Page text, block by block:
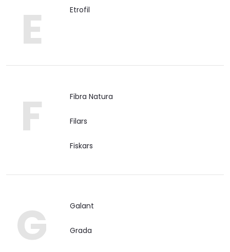
E Etrofil
F Fibra Natura
Filars
Fiskars
G Galant
Grada